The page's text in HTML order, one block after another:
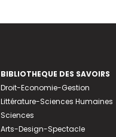
BIBLIOTHEQUE DES SAVOIRS
Droit-Economie-Gestion
Littérature-Sciences Humaines
Sciences
Arts-Design-Spectacle